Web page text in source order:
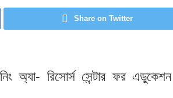
Share on Twitter
অ্যা- রিসোর্স সেন্টার ফর